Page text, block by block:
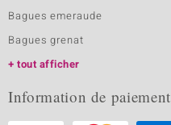
Bagues emeraude
Bagues grenat
tout afficher
Information de paiement